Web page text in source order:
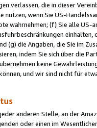
verlassen, die in dieser
nutzen, wenn Sie US-
wahrnehmen; (f) Sie alle
(g) die Angaben, die Sie im
indem Sie sich über die
keine
und wir sind nicht für
anderen Stelle, an der
oder einen im